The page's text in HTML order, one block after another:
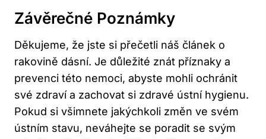
Závěrečné Poznámky
Děkujeme, že jste si přečetli náš článek o
rakovině dásní. Je důležité znát příznaky a
prevenci této nemoci, abyste mohli ochránit
své zdraví a zachovat si zdravé ústní hygienu.
Pokud si všimnete jakýchkoli změn ve svém
ústním stavu, neváhejte se poradit se svým